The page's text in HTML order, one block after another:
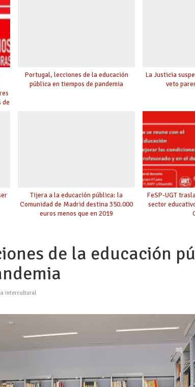
de
Portugal, lecciones de la educación
pública en tiempos de pandemia
La Justicia
veto
Tijera a la educación pública: la
Comunidad de Madrid destina 350.000
euros menos que en 2019
FeSP-UGT
sector
de la educación
intercultural